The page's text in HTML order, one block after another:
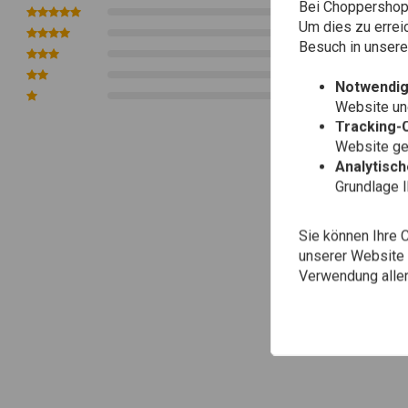
0
0
0
0
Bei
Um dies zu
Besuch in
Website
Tracking-
Website
Grundlage
Sie können Ihre
unserer Website
Verwendung